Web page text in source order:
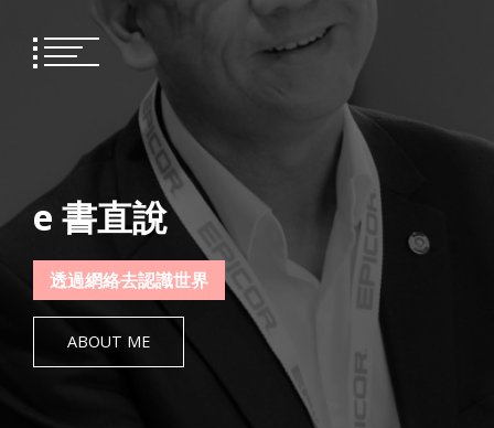
content
e 書直說
透過網絡去認識世界
ABOUT ME